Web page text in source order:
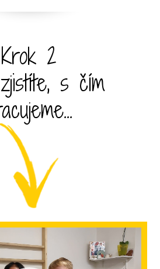
Krok 2
s čím